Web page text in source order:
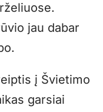
jau dabar
į Švietimo
garsiai